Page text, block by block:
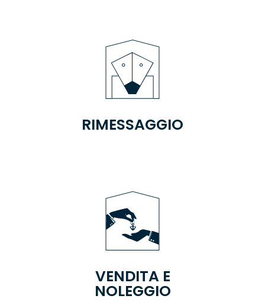
RIMESSAGGIO
VENDITA E
NOLEGGIO